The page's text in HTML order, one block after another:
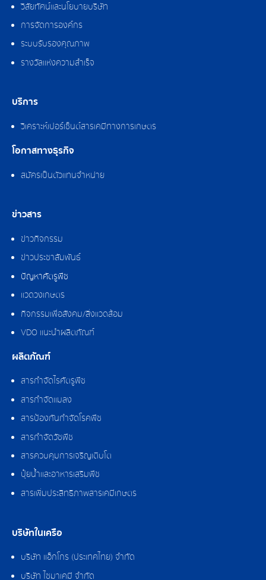
วิสัยทัศน์และนโยบายบริษัท
การจัดการองค์กร
ระบบรับรองคุณภาพ
รางวัลแห่งความสำเร็จ
บริการ
วิเคราะห์เปอร์เซ็นต์สารเคมีทางการเกษตร
โอกาสทางธุรกิจ
สมัครเป็นตัวแทนจำหน่าย
ข่าวสาร
ข่าวกิจกรรม
ข่าวประชาสัมพันธ์
ปัญหาศัตรูพืช
แวดวงเกษตร
กิจกรรมเพื่อสังคม/สิ่งแวดล้อม
VDO แนะนำผลิตภัณฑ์
ผลิตภัณฑ์
สารกำจัดไรศัตรูพืช
สารกำจัดแมลง
สารป้องกันกำจัดโรคพืช
สารกำจัดวัชพืช
สารควบคุมการเจริญเติบโต
ปุ๋ยน้ำและอาหารเสริมพืช
สารเพิ่มประสิทธิภาพสารเคมีเกษตร
บริษัทในเครือ
บริษัท แอ็กโกร (ประเทศไทย) จำกัด
บริษัท ไซมาเคมี จำกัด